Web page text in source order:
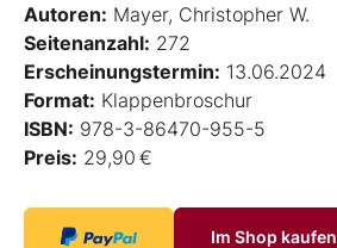
Autoren: Mayer, Christopher W.
Seitenanzahl: 272
Erscheinungstermin: 13.06.2024
Format: Klappenbroschur
ISBN: 978-3-86470-955-5
Preis: 29,90 €
Im Shop kaufen